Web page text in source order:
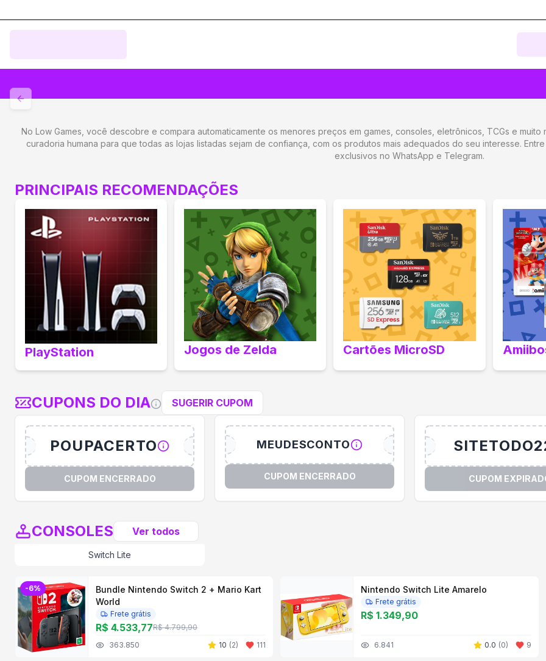
Anterior
No Low Games, você descobre e compara automaticamente os menores preços em games, consoles, eletrônicos, TCGs e
curadoria humana para que todas as lojas listadas sejam de confiança, com os produtos mais adequados do seu interesse.
exclusivos no WhatsApp e Telegram.
PRINCIPAIS RECOMENDAÇÕES
PlayStation Jogos de Zelda Cartões MicroSD
CUPONS DO DIA SUGERIR CUPOM
POUPACERTO
CUPOM ENCERRADO
MEUDESCONTO
CUPOM ENCERRADO CUPOM
CONSOLES Ver todos
Switch Lite
-6%
Bundle Nintendo Switch 2 + Mario Kart
World
Frete grátis
R$ 4.799,90
R$ 4.533,77
363.850 10 (2) 111
Nintendo Switch Lite Amarelo
Frete grátis
R$ 1.349,90
6.841 0.0 (0) 9